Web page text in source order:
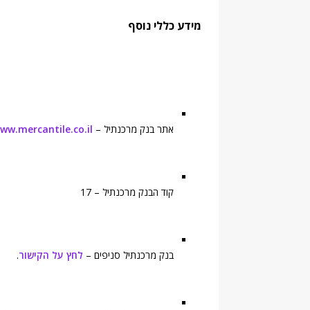
מידע כללי נוסף
אתר בנק מרכנתיל –
קוד הבנק מרכנתיל – 17
בנק מרכנתיל סניפים – לחץ על הקישור.